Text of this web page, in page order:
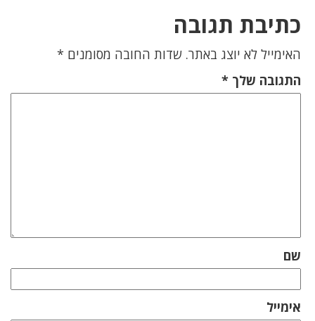
כתיבת תגובה
האימייל לא יוצג באתר. שדות החובה מסומנים *
התגובה שלך *
שם
אימייל